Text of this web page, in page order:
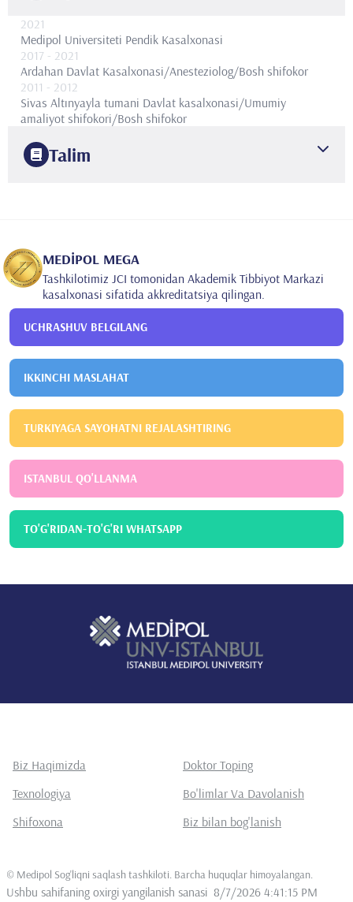
2021
Medipol Universiteti Pendik Kasalxonasi
2017 - 2021
Ardahan Davlat Kasalxonasi/Anesteziolog/Bosh shifokor
2011 - 2012
Sivas Altınyayla tumani Davlat kasalxonasi/Umumiy
amaliyot shifokori/Bosh shifokor
Talim
MEDİPOL MEGA
Tashkilotimiz JCI tomonidan Akademik Tibbiyot Markazi
kasalxonasi sifatida akkreditatsiya qilingan.
UCHRASHUV BELGILANG
IKKINCHI MASLAHAT
TURKIYAGA SAYOHATNI REJALASHTIRING
ISTANBUL QO'LLANMA
TO'G'RIDAN-TO'G'RI WHATSAPP
Biz Haqimizda
Doktor Toping
Texnologiya
Bo'limlar Va Davolanish
Shifoxona
Biz bilan bog'lanish
© Medipol Sog'liqni saqlash tashkiloti. Barcha huquqlar himoyalangan
Ushbu sahifaning oxirgi yangilanish sanasi 8/7/2026 4:41:15 PM